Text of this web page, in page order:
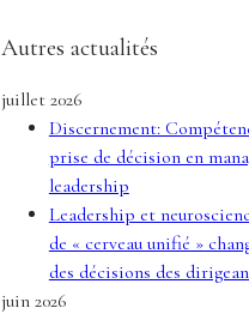
Autres actualités
juillet 2026
Discernement:
prise de décision en
leadership
Leadership et
de « cerveau unifié »
des décisions des
juin 2026